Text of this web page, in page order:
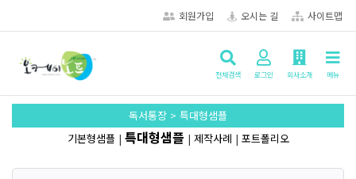
회원가입 오시는 길 사이트맵
전체검색 로그인 회사소개 메뉴
독서통장 > 특대형샘플
기본형샘플 | 특대형샘플 | 제작사례 | 포트폴리오